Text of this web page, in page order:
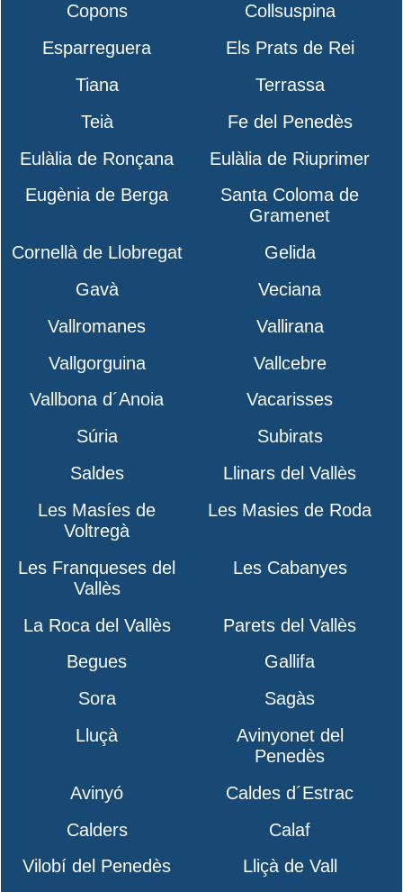
Copons
Collsuspina
Esparreguera
Els Prats de Rei
Tiana
Terrassa
Teià
Fe del Penedès
Eulàlia de Ronçana
Eulàlia de Riuprimer
Eugènia de Berga
Santa Coloma de
Gramenet
Cornellà de Llobregat
Gelida
Gavà
Veciana
Vallromanes
Vallirana
Vallgorguina
Vallcebre
Vallbona d´Anoia
Vacarisses
Súria
Subirats
Saldes
Llinars del Vallès
Les Masíes de
Voltregà
Les Masies de Roda
Les Franqueses del
Vallès
Les Cabanyes
La Roca del Vallès
Parets del Vallès
Begues
Gallifa
Sora
Sagàs
Lluçà
Avinyonet del
Penedès
Avinyó
Caldes d´Estrac
Calders
Calaf
Vilobí del Penedès
Lliçà de Vall